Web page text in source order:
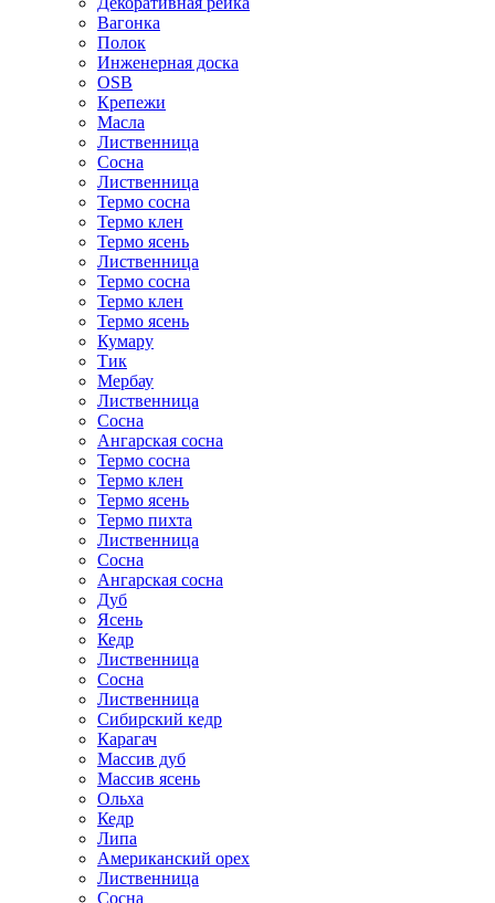
Вагонка
Полок
Инженерная доска
OSB
Крепежи
Масла
Лиственница
Сосна
Лиственница
Термо сосна
Термо клен
Термо ясень
Лиственница
Термо сосна
Термо клен
Термо ясень
Кумару
Тик
Мербау
Лиственница
Сосна
Ангарская сосна
Термо сосна
Термо клен
Термо ясень
Термо пихта
Лиственница
Сосна
Ангарская сосна
Дуб
Ясень
Кедр
Лиственница
Сосна
Лиственница
Сибирский кедр
Карагач
Массив дуб
Массив ясень
Ольха
Кедр
Липа
Американский орех
Лиственница
Сосна